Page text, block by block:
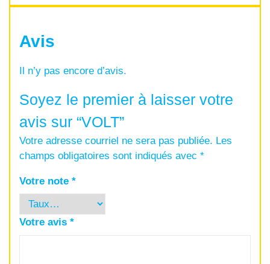
Avis
Il n’y pas encore d’avis.
Soyez le premier à laisser votre
avis sur “VOLT”
Votre adresse courriel ne sera pas publiée. Les
champs obligatoires sont indiqués avec *
Votre note *
Votre avis *